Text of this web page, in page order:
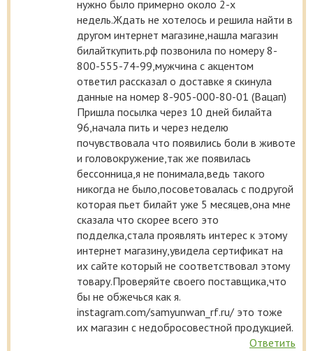
нужно было примерно около 2-х
недель.Ждать не хотелось и решила найти в
другом интернет магазине,нашла магазин
билайткупить.рф позвонила по номеру 8-
800-555-74-99,мужчина с акцентом
ответил рассказал о доставке я скинула
данные на номер 8-905-000-80-01 (Вацап)
Пришла посылка через 10 дней билайта
96,начала пить и через неделю
почувствовала что появились боли в животе
и головокружение,так же появилась
бессонница,я не понимала,ведь такого
никогда не было,посоветовалась с подругой
которая пьет билайт уже 5 месяцев,она мне
сказала что скорее всего это
подделка,стала проявлять интерес к этому
интернет магазину,увидела сертификат на
их сайте который не соответствовал этому
товару.Проверяйте своего поставщика,что
бы не обжечься как я.
instagram.com/samyunwan_rf.ru/ это тоже
их магазин с недобросовестной продукцией.
Ответить